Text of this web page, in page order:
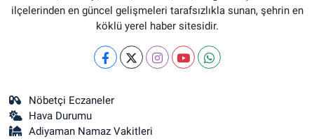
ilçelerinden en güncel gelişmeleri tarafsızlıkla sunan, şehrin en
köklü yerel haber sitesidir.
Nöbetçi Eczaneler
Hava Durumu
Adiyaman Namaz Vakitleri